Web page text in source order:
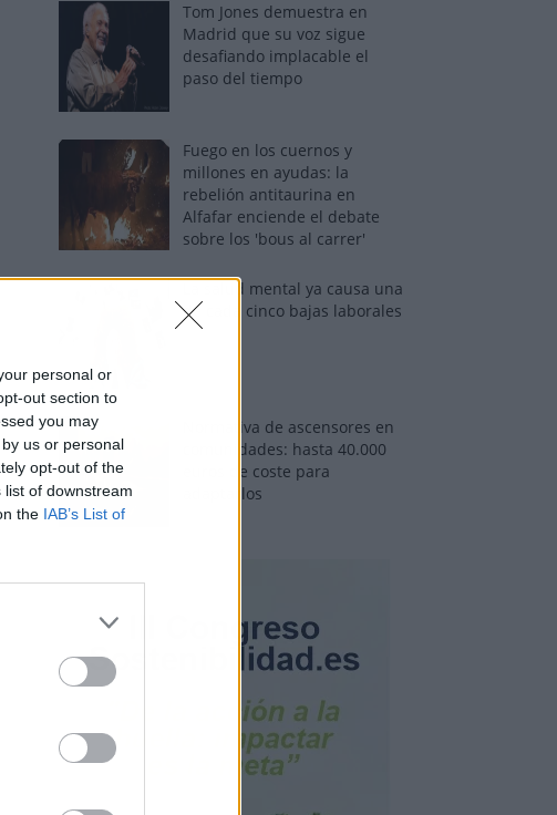
personal or
out section to
you may
us or personal
opt-out of the
of downstream
the IAB’s List of
Tom Jones demuestra en
Madrid que su voz sigue
desafiando implacable el
paso del tiempo
Fuego en los cuernos y
millones en ayudas: la
rebelión antitaurina en
Alfafar enciende el debate
sobre los 'bous al carrer'
La salud mental ya causa una
de cada cinco bajas laborales
Normativa de ascensores en
comunidades: hasta 40.000
euros de coste para
adaptarlos